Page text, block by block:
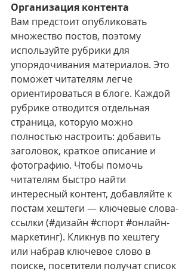
Организация контента
Вам предстоит опубликовать
множество постов, поэтому
используйте рубрики для
упорядочивания материалов. Это
поможет читателям легче
ориентироваться в блоге. Каждой
рубрике отводится отдельная
страница, которую можно
полностью настроить: добавить
заголовок, краткое описание и
фотографию. Чтобы помочь
читателям быстро найти
интересный контент, добавляйте к
постам хештеги — ключевые слова-
ссылки (#дизайн #спорт#онлайн-
маркетинг). Кликнув по хештегу
или набрав ключевое слово в
поиске, посетители получат список